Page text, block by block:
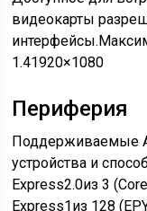
видеокарты
1.41920×1080
Периферия
Поддерживаемые
устройства и
Express2.0из 3
Express1из 128